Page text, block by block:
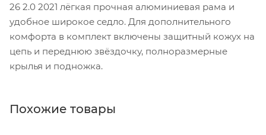
26 2.0 2021 лёгкая прочная алюминиевая рама и
удобное широкое седло. Для дополнительного
комфорта в комплект включены защитный кожух на
цепь и переднюю звёздочку, полноразмерные
крылья и подножка.
Похожие товары